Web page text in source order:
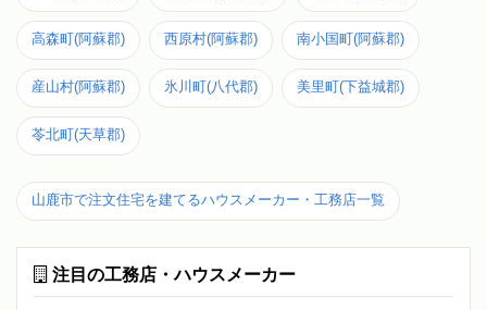
高森町(阿蘇郡) 西原村(阿蘇郡) 南小国町(阿蘇郡)
産山村(阿蘇郡) 氷川町(八代郡) 美里町(下益城郡)
苓北町(天草郡)
山鹿市で注文住宅を建てるハウスメーカー・工務店一覧
注目の工務店・ハウスメーカー